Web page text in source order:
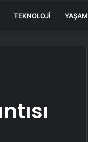
TEKNOLOJI YAŞAM